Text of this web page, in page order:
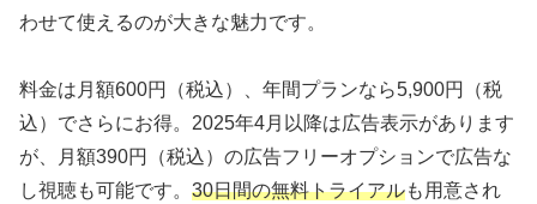
わせて使えるのが大きな魅力です。
料金は月額600円（税込）、年間プランなら5,900円（税
込）でさらにお得。2025年4月以降は広告表示があります
が、月額390円（税込）の広告フリーオプションで広告な
し視聴も可能です。 30日間の無料トライアルも用意され